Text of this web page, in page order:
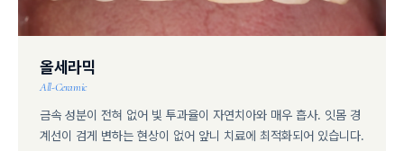
올세라믹
All-Ceramic
금속 성분이 전혀 없어 빛 투과율이 자연치아와 매우 흡사. 잇몸 경
계선이 검게 변하는 현상이 없어 앞니 치료에 최적화되어 있습니다.